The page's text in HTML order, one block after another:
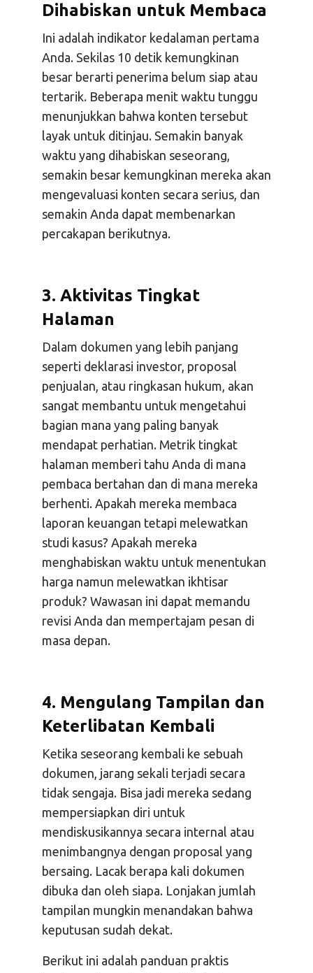
Dihabiskan untuk Membaca
Ini adalah indikator kedalaman pertama
Anda. Sekilas 10 detik kemungkinan
besar berarti penerima belum siap atau
tertarik. Beberapa menit waktu tunggu
menunjukkan bahwa konten tersebut
layak untuk ditinjau. Semakin banyak
waktu yang dihabiskan seseorang,
semakin besar kemungkinan mereka akan
mengevaluasi konten secara serius, dan
semakin Anda dapat membenarkan
percakapan berikutnya.
3. Aktivitas Tingkat
Halaman
Dalam dokumen yang lebih panjang
seperti deklarasi investor, proposal
penjualan, atau ringkasan hukum, akan
sangat membantu untuk mengetahui
bagian mana yang paling banyak
mendapat perhatian. Metrik tingkat
halaman memberi tahu Anda di mana
pembaca bertahan dan di mana mereka
berhenti. Apakah mereka membaca
laporan keuangan tetapi melewatkan
studi kasus? Apakah mereka
menghabiskan waktu untuk menentukan
harga namun melewatkan ikhtisar
produk? Wawasan ini dapat memandu
revisi Anda dan mempertajam pesan di
masa depan.
4. Mengulang Tampilan dan
Keterlibatan Kembali
Ketika seseorang kembali ke sebuah
dokumen, jarang sekali terjadi secara
tidak sengaja. Bisa jadi mereka sedang
mempersiapkan diri untuk
mendiskusikannya secara internal atau
menimbangnya dengan proposal yang
bersaing. Lacak berapa kali dokumen
dibuka dan oleh siapa. Lonjakan jumlah
tampilan mungkin menandakan bahwa
keputusan sudah dekat.
Berikut ini adalah panduan praktis